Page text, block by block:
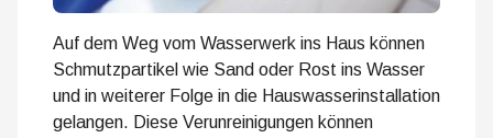
Auf dem Weg vom Wasserwerk ins Haus können
Schmutzpartikel wie Sand oder Rost ins Wasser
und in weiterer Folge in die Hauswasserinstallation
gelangen. Diese Verunreinigungen können